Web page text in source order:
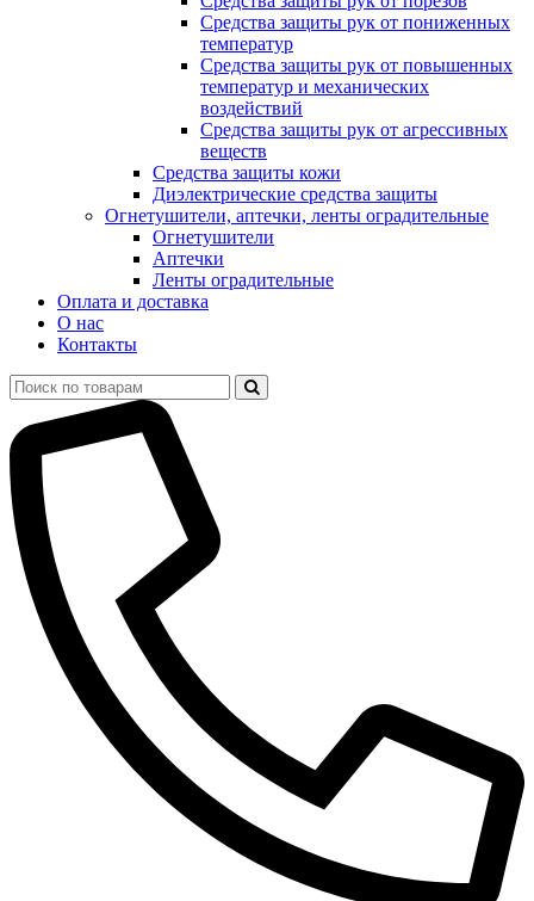
Средства защиты рук от пониженных
температур
Средства защиты рук от повышенных
температур и механических
воздействий
Средства защиты рук от агрессивных
веществ
Средства защиты кожи
Диэлектрические средства защиты
Огнетушители, аптечки, ленты оградительные
Огнетушители
Аптечки
Ленты оградительные
Оплата и доставка
О нас
Контакты